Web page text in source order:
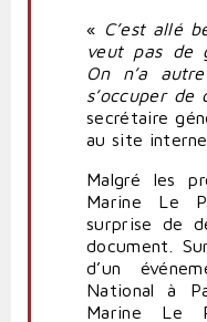
« C’est allé
veut pas de
On n’a
s’occuper de
secrétaire
au site
Malgré les
Marine Le
surprise de
document.
d’un
National à
Marine Le